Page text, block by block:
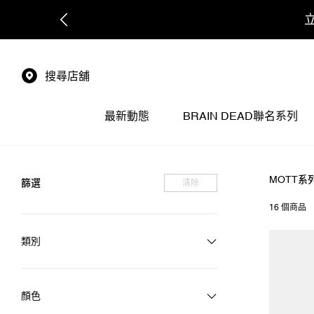
搜尋店舖
最新動態 BRAIN DEAD聯名系列
篩選 清除
類別
顏色
MOTT系
16 個商品